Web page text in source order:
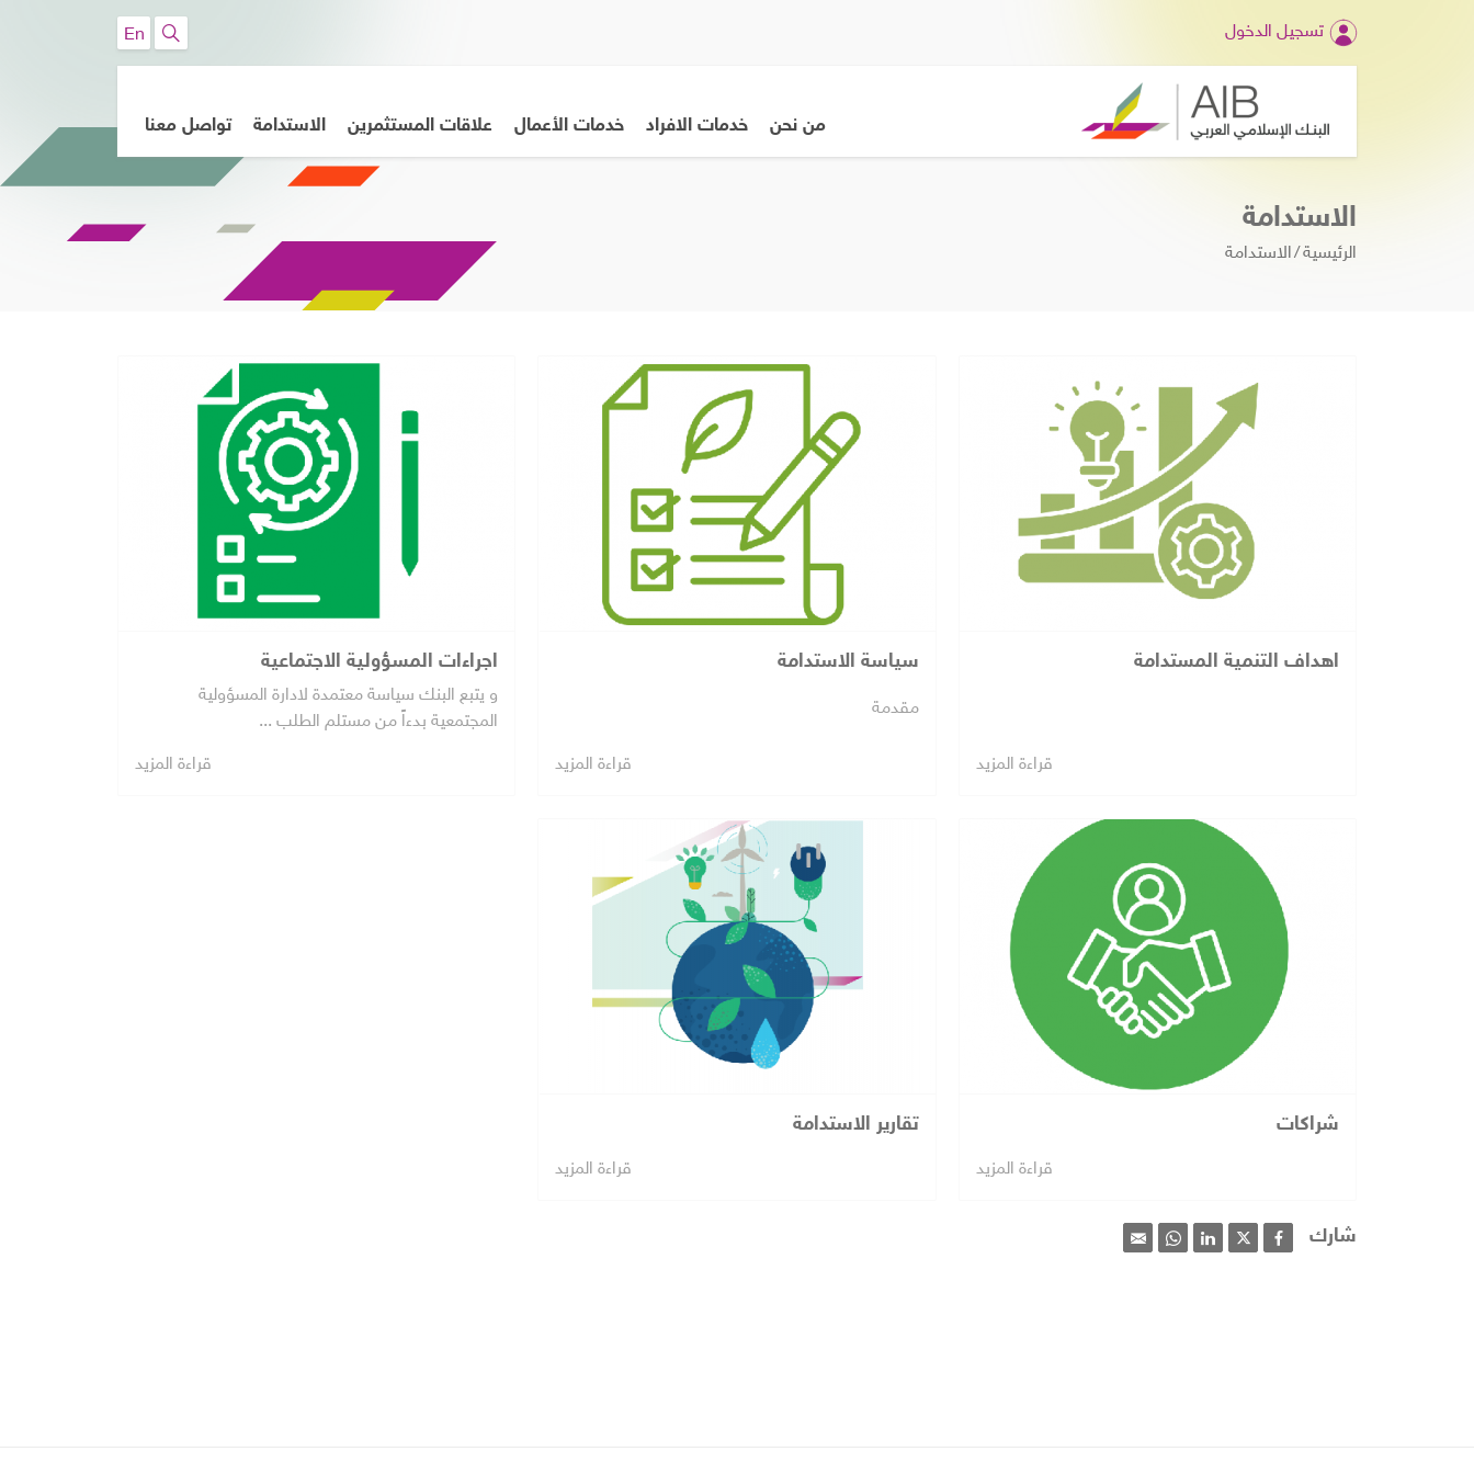
تسجيل الدخول En
من نحن خدمات الافراد خدمات الأعمال علاقات المستثمرين الاستدامة تواصل معنا
الاستدامة
الرئيسية الاستدامة
اهداف التنمية المستدامة
قراءة المزيد
سياسة الاستدامة
مقدمة
قراءة المزيد
اجراءات المسؤولية الاجتماعية
و يتبع البنك سياسة معتمدة لادارة المسؤولية
المجتمعية بدءاً من مستلم الطلب ...
قراءة المزيد
شراكات
قراءة المزيد
تقارير الاستدامة
قراءة المزيد
شارك